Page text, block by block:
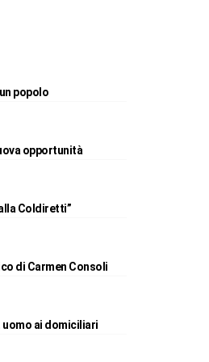
popolo
opportunità
Coldiretti”
di Carmen Consoli
ai domiciliari